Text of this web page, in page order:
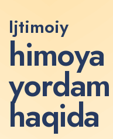
Ijtimoiy
himoya
yordam
haqida